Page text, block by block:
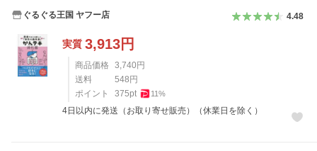
ぐるぐる王国 ヤフー店 4.48
実質 3,913円
商品価格 3,740 円
送料
548 円
ポイント
375pt 11%
4日以内に発送（お取り寄せ販売）（休業日を除く）